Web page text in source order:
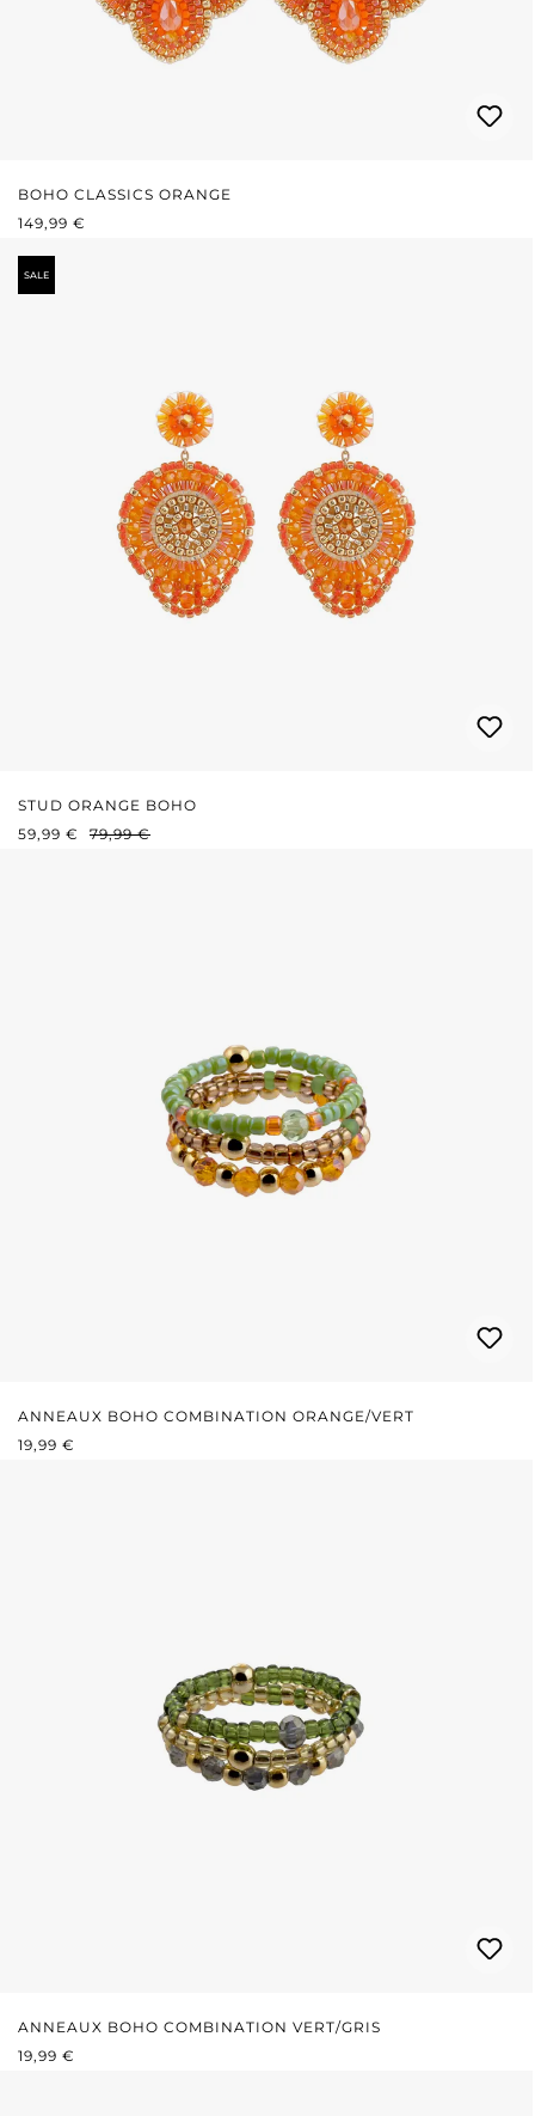
BOHO CLASSICS ORANGE
PRIX RÉGULIER :
149,99 €
SALE
STUD ORANGE BOHO
PRIX DE VENTE :
59,99 € PRIX RÉGULIER :
79,99 €
ANNEAUX BOHO COMBINATION ORANGE/VERT
PRIX RÉGULIER :
19,99 €
ANNEAUX BOHO COMBINATION VERT/GRIS
PRIX RÉGULIER :
19,99 €